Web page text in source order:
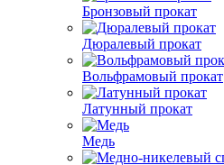
Бронзовый прокат
Дюралевый прокат
Вольфрамовый прокат
Латунный прокат
Медь